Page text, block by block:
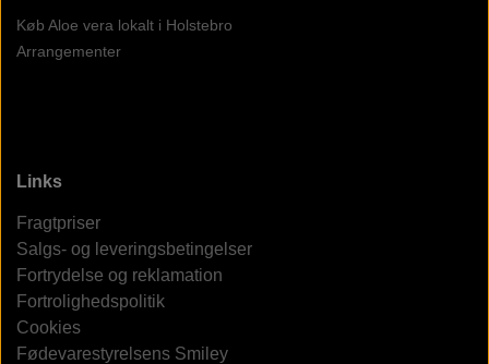
Køb Aloe vera lokalt i Holstebro
Arrangementer
Links
Fragtpriser
Salgs- og leveringsbetingelser
Fortrydelse og reklamation
Fortrolighedspolitik
Cookies
Fødevarestyrelsens Smiley